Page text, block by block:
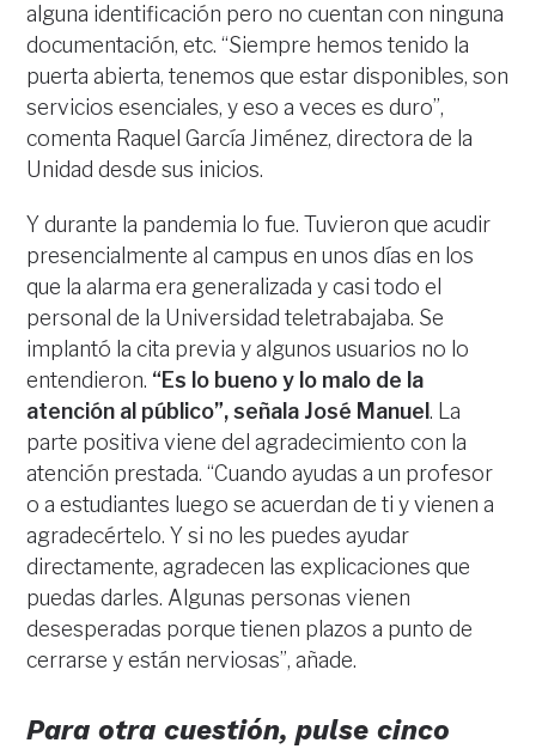
alguna identificación pero no cuentan con ninguna
documentación, etc. “Siempre hemos tenido la
puerta abierta, tenemos que estar disponibles, son
servicios esenciales, y eso a veces es duro”,
comenta Raquel García Jiménez, directora de la
Unidad desde sus inicios.
Y durante la pandemia lo fue. Tuvieron que acudir
presencialmente al campus en unos días en los
que la alarma era generalizada y casi todo el
personal de la Universidad teletrabajaba. Se
implantó la cita previa y algunos usuarios no lo
entendieron. “Es lo bueno y lo malo de la
atención al público”, señala José Manuel. La
parte positiva viene del agradecimiento con la
atención prestada. “Cuando ayudas a un profesor
o a estudiantes luego se acuerdan de ti y vienen a
agradecértelo. Y si no les puedes ayudar
directamente, agradecen las explicaciones que
puedas darles. Algunas personas vienen
desesperadas porque tienen plazos a punto de
cerrarse y están nerviosas”, añade.
Para otra cuestión, pulse cinco